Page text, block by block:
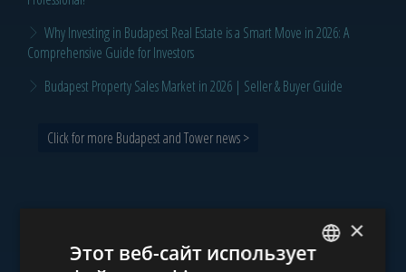
Why Investing in Budapest Real Estate is a Smart Move in 2026: A
Comprehensive Guide for Investors
Budapest Property Sales Market in 2026 | Seller & Buyer Guide
Click for more Budapest and Tower news >
Ознакомьтесь с нашим ×
Этот веб-сайт использует